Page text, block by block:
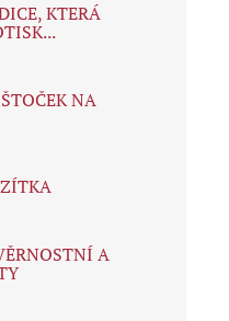
KTERÁ
NA
A